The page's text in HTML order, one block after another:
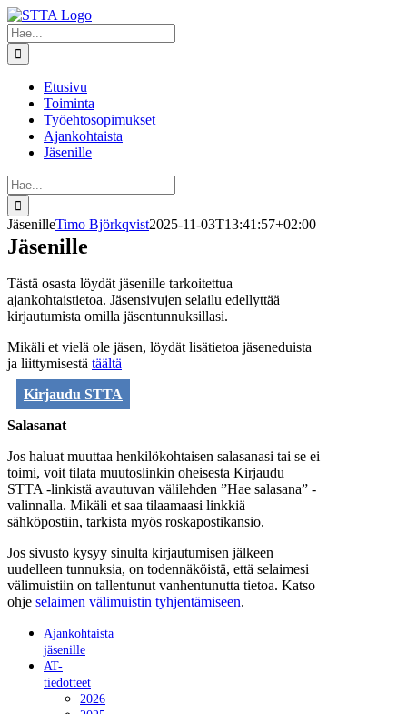
Skip
to
content
Etsi
...
Etusivu
Toiminta
Työehtosopimukset
Ajankohtaista
Jäsenille
Etsi
...
JäsenilleTimo Björkqvist2025-11-03T13:41:57+02:00
Jäsenille
Tästä osasta löydät jäsenille tarkoitettua
ajankohtaistietoa. Jäsensivujen selailu edellyttää
kirjautumista omilla jäsentunnuksillasi.
Mikäli et vielä ole jäsen, löydät lisätietoa jäseneduista
ja liittymisestä täältä
Kirjaudu STTA
Salasanat
Jos haluat muuttaa henkilökohtaisen salasanasi tai se ei
toimi, voit tilata muutoslinkin oheisesta Kirjaudu
STTA -linkistä avautuvan välilehden ”Hae salasana” -
valinnalla. Mikäli et saa tilaamaasi linkkiä
sähköpostiin, tarkista myös roskapostikansio.
Jos sivusto kysyy sinulta kirjautumisen jälkeen
uudelleen tunnuksia, on todennäköistä, että selaimesi
välimuistiin on tallentunut vanhentunutta tietoa. Katso
ohje selaimen välimuistin tyhjentämiseen.
Ajankohtaista
jäsenille
AT-
tiedotteet
2026